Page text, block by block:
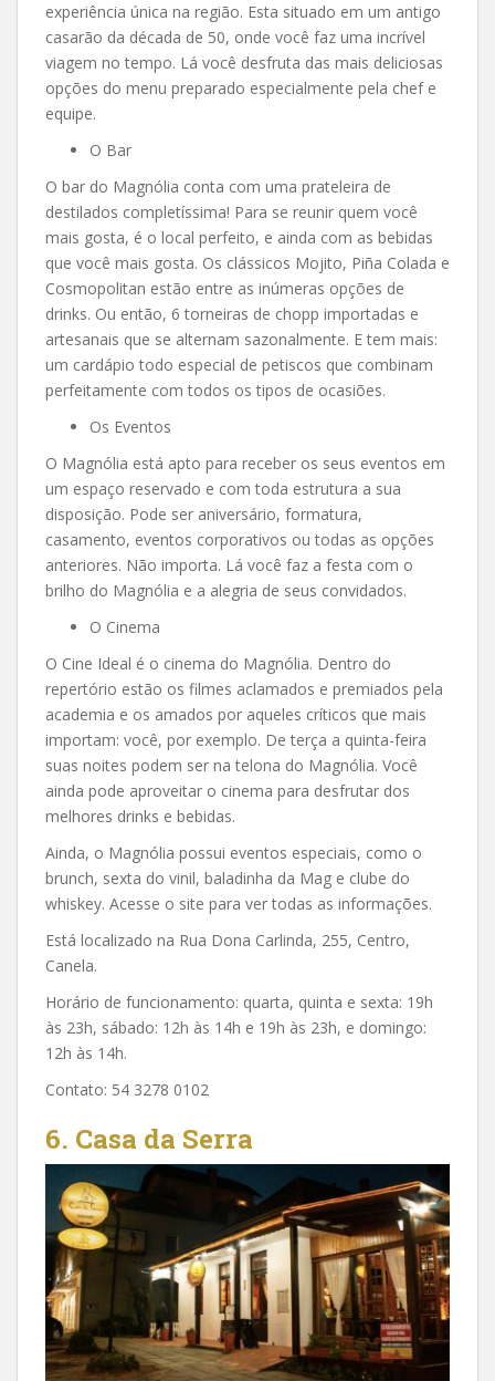
experiência única na região. Esta situado em um antigo
casarão da década de 50, onde você faz uma incrível
viagem no tempo. Lá você desfruta das mais deliciosas
opções do menu preparado especialmente pela chef e
equipe.
O Bar
O bar do Magnólia conta com uma prateleira de
destilados completíssima! Para se reunir quem você
mais gosta, é o local perfeito, e ainda com as bebidas
que você mais gosta. Os clássicos Mojito, Piña Colada e
Cosmopolitan estão entre as inúmeras opções de
drinks. Ou então, 6 torneiras de chopp importadas e
artesanais que se alternam sazonalmente. E tem mais:
um cardápio todo especial de petiscos que combinam
perfeitamente com todos os tipos de ocasiões.
Os Eventos
O Magnólia está apto para receber os seus eventos em
um espaço reservado e com toda estrutura a sua
disposição. Pode ser aniversário, formatura,
casamento, eventos corporativos ou todas as opções
anteriores. Não importa. Lá você faz a festa com o
brilho do Magnólia e a alegria de seus convidados.
O Cinema
O Cine Ideal é o cinema do Magnólia. Dentro do
repertório estão os filmes aclamados e premiados pela
academia e os amados por aqueles críticos que mais
importam: você, por exemplo. De terça a quinta-feira
suas noites podem ser na telona do Magnólia. Você
ainda pode aproveitar o cinema para desfrutar dos
melhores drinks e bebidas.
Ainda, o Magnólia possui eventos especiais, como o
brunch, sexta do vinil, baladinha da Mag e clube do
whiskey. Acesse o site para ver todas as informações.
Está localizado na Rua Dona Carlinda, 255, Centro,
Canela.
Horário de funcionamento: quarta, quinta e sexta: 19h
às 23h, sábado: 12h às 14h e 19h às 23h, e domingo:
12h às 14h.
Contato: 54 3278 0102
6. Casa da Serra